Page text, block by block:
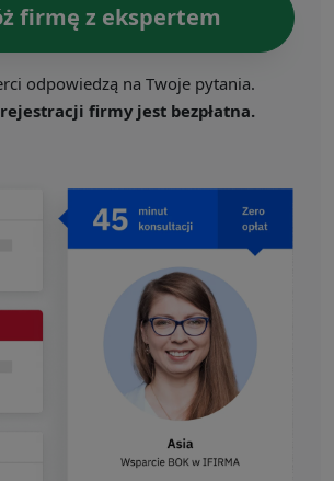
firmę z ekspertem
odpowiedzą na Twoje pytania.
firmy jest bezpłatna.